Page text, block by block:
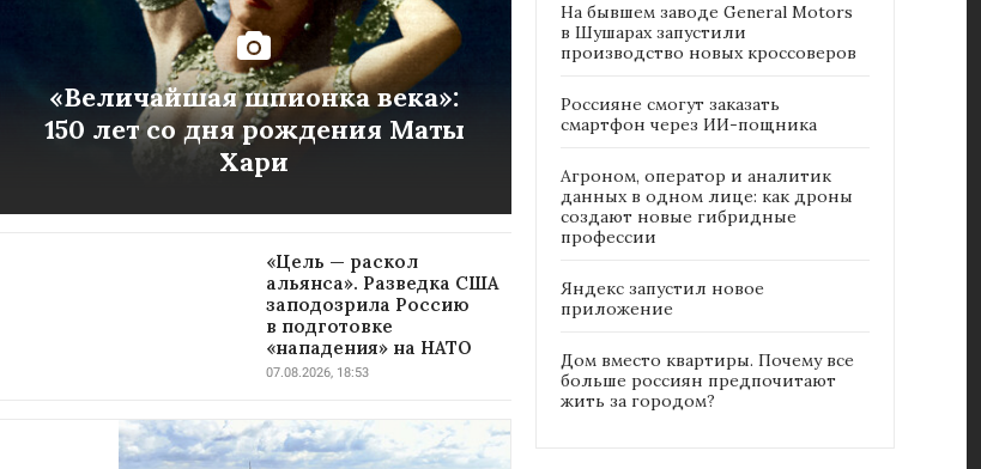
«Величайшая шпионка века»:
150 лет со дня рождения Маты
Хари
«Цель — раскол
альянса». Разведка США
заподозрила Россию
в подготовке
«нападения» на НАТО
07.08.2026, 18:53
На бывшем заводе General Motors
в Шушарах запустили
производство новых кроссоверов
Россияне cмогут заказать
смартфон через ИИ-пощника
Агроном, оператор и аналитик
данных в одном лице: как дроны
создают новые гибридные
профессии
Яндекс запустил новое
приложение
Дом вместо квартиры. Почему все
больше россиян предпочитают
жить за городом?